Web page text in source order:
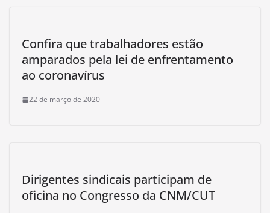
Confira que trabalhadores estão
amparados pela lei de enfrentamento
ao coronavírus
22 de março de 2020
Dirigentes sindicais participam de
oficina no Congresso da CNM/CUT